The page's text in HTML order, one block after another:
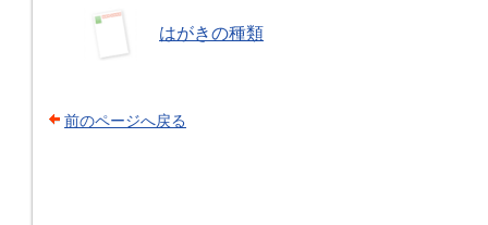
はがきの種類
前のページへ戻る